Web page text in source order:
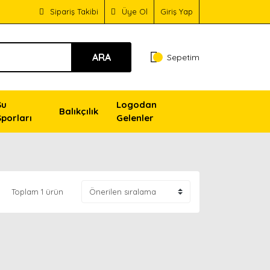
Sipariş Takibi Üye Ol Giriş Yap
ARA Sepetim
Balıkçılık
Logodan
Gelenler
Toplam 1 ürün